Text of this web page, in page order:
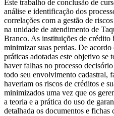
Este trabalho de conclusão de
análise e identificação dos
correlações com a gestão de
na unidade de atendimento de
Branco. As instituições de crédito
minimizar suas perdas. De
práticas adotadas este objetivo se
haver falhas no processo
todo seu envolvimento cadastral,
haveriam os riscos de créditos e
minimizados uma vez que os
a teoria e a prática do uso de
detalhada os documentos e fichas